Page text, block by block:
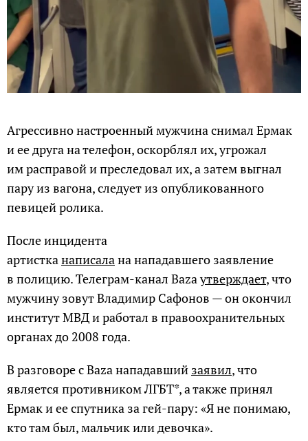
Агрессивно настроенный мужчина снимал Ермак
и ее друга на телефон, оскорблял их, угрожал
им расправой и преследовал их, а затем выгнал
пару из вагона, следует из опубликованного
певицей ролика.
После инцидента
артистканаписалана нападавшего заявление
в полицию. Телеграм-канал Bazaутверждает, что
мужчину зовут Владимир Сафонов — он окончил
институт МВД и работал в правоохранительных
органах до 2008 года.
В разговоре с Baza нападавший заявил, что
является противником ЛГБТ*, а также принял
Ермак и ее спутника за гей-пару: «Я не понимаю,
кто там был, мальчик или девочка».